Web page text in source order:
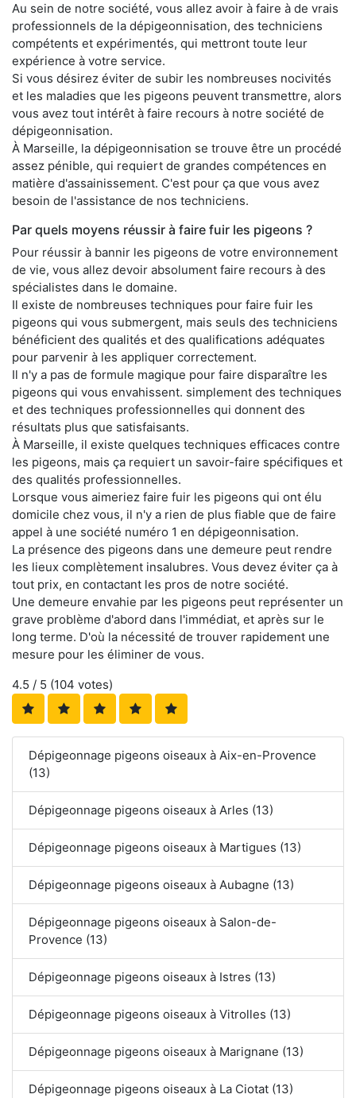
Au sein de notre société, vous allez avoir à faire à de vrais
professionnels de la dépigeonnisation, des techniciens
compétents et expérimentés, qui mettront toute leur
expérience à votre service.
Si vous désirez éviter de subir les nombreuses nocivités
et les maladies que les pigeons peuvent transmettre, alors
vous avez tout intérêt à faire recours à notre société de
dépigeonnisation.
À Marseille, la dépigeonnisation se trouve être un procédé
assez pénible, qui requiert de grandes compétences en
matière d'assainissement. C'est pour ça que vous avez
besoin de l'assistance de nos techniciens.
Par quels moyens réussir à faire fuir les pigeons ?
Pour réussir à bannir les pigeons de votre environnement
de vie, vous allez devoir absolument faire recours à des
spécialistes dans le domaine.
Il existe de nombreuses techniques pour faire fuir les
pigeons qui vous submergent, mais seuls des techniciens
bénéficient des qualités et des qualifications adéquates
pour parvenir à les appliquer correctement.
Il n'y a pas de formule magique pour faire disparaître les
pigeons qui vous envahissent. simplement des techniques
et des techniques professionnelles qui donnent des
résultats plus que satisfaisants.
À Marseille, il existe quelques techniques efficaces contre
les pigeons, mais ça requiert un savoir-faire spécifiques et
des qualités professionnelles.
Lorsque vous aimeriez faire fuir les pigeons qui ont élu
domicile chez vous, il n'y a rien de plus fiable que de faire
appel à une société numéro 1 en dépigeonnisation.
La présence des pigeons dans une demeure peut rendre
les lieux complètement insalubres. Vous devez éviter ça à
tout prix, en contactant les pros de notre société.
Une demeure envahie par les pigeons peut représenter un
grave problème d'abord dans l'immédiat, et après sur le
long terme. D'où la nécessité de trouver rapidement une
mesure pour les éliminer de vous.
4.5 / 5 (104 votes)
Dépigeonnage pigeons oiseaux à Aix-en-Provence
(13)
Dépigeonnage pigeons oiseaux à Arles (13)
Dépigeonnage pigeons oiseaux à Martigues (13)
Dépigeonnage pigeons oiseaux à Aubagne (13)
Dépigeonnage pigeons oiseaux à Salon-de-
Provence (13)
Dépigeonnage pigeons oiseaux à Istres (13)
Dépigeonnage pigeons oiseaux à Vitrolles (13)
Dépigeonnage pigeons oiseaux à Marignane (13)
Dépigeonnage pigeons oiseaux à La Ciotat (13)